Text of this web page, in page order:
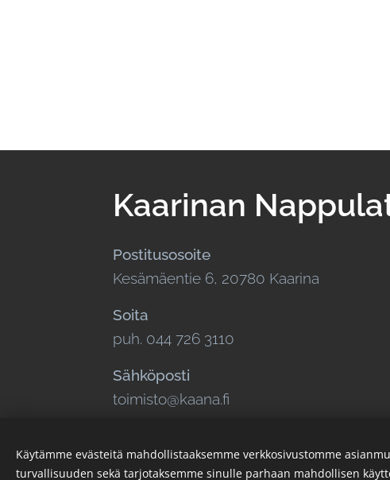
Kaarinan
Postitusosoite
Kesämäentie 6, 20780 Kaarina
Soita
puh. 044 726 3110
Sähköposti
toimisto@kaana.fi
Käytämme evästeitä mahdollistaaksemme verkkosivustomme
turvallisuuden sekä tarjotaksemme sinulle parhaan mahdollisen